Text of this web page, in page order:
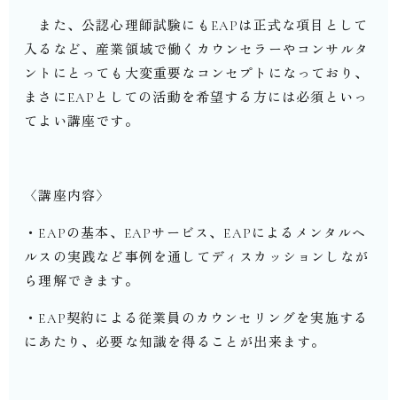
また、公認心理師試験にもEAPは正式な項目として
入るなど、産業領域で働くカウンセラーやコンサルタ
ントにとっても大変重要なコンセプトになっており、
まさにEAPとしての活動を希望する方には必須といっ
てよい講座です。
〈講座内容〉
・EAPの基本、EAPサービス、EAPによるメンタルヘ
ルスの実践など事例を通してディスカッションしなが
ら理解できます。
・EAP契約による従業員のカウンセリングを実施する
にあたり、必要な知識を得ることが出来ます。